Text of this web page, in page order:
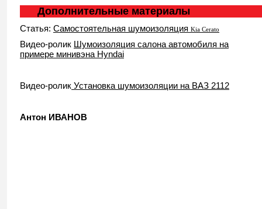
Дополнительные материалы
Статья: Самостоятельная шумоизоляция Kia Cerato
Видео-ролик Шумоизоляция салона автомобиля на
примере минивэна Hyndai
Видео-ролик Установка шумоизоляции на ВАЗ 2112
Антон ИВАНОВ